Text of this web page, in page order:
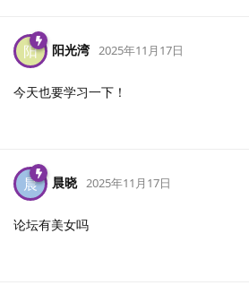
阳 阳光湾 2025年11月17日
今天也要学习一下！
晨 晨晓 2025年11月17日
论坛有美女吗